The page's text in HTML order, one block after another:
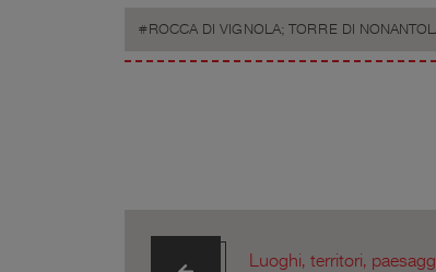
ROCCA DI VIGNOLA; TORRE DI
Luoghi, territori,